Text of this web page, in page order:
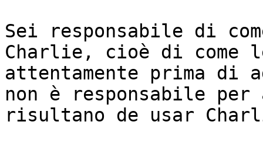
Sei responsabile di
Charlie, cioè di come
attentamente prima di
non è responsabile
risultano de usar